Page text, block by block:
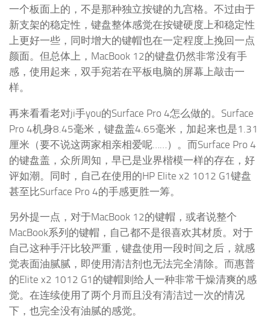
一个板面上的，不是那种独立按键的九宫格。不过由于
新支架的稳定性，键盘整体感觉在按键硬度上和稳定性
上更好一些，同时增大的键帽也在一定程度上挽回一点
颜面。但总体上，MacBook 12的键盘仍然非常没有手
感，使用起来，双手宛若在平板电脑的屏幕上敲击一
样。
再来看看老对ji手you的Surface Pro 4怎么做的。Surface
Pro 4机身8.45毫米，键盘盖4.65毫米，加起来也是1.31
厘米（要不说这两家相亲相爱呢……）。而Surface Pro 4
的键盘盖，众所周知，早已是业界楷模一样的存在，好
评如潮。同时，自己在使用的HP Elite x2 1012 G1键盘
甚至比Surface Pro 4的手感更胜一筹。
另外提一点，对于MacBook 12的键帽，或者说整个
MacBook系列的键帽，自己都不是很喜欢其材质。对于
自己这种手汗比较严重，键盘使用一段时间之后，就感
觉表面油腻腻，即使用清洁剂也无法完全清除。而惠普
的Elite x2 1012 G1的键帽则给人一种非常干燥清爽的感
觉。在连续使用了两个月而且没有清洁过一次的情况
下，也完全没有油腻的感觉。